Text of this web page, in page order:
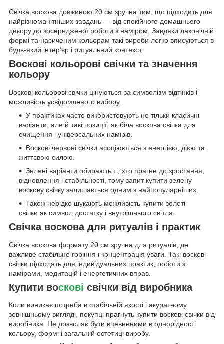
Свічка воскова довжиною 20 см зручна тим, що підходить для
найрізноманітніших завдань — від спокійного домашнього
декору до зосередженої роботи з наміром. Завдяки лаконічній
формі та насиченим кольорам такі вироби легко вписуються в
будь-який інтер'єр і ритуальний контекст.
Воскові кольорові свічки та значення
кольору
Воскові кольорові свічки цінуються за символізм відтінків і
можливість усвідомленого вибору.
У практиках часто використовують не тільки класичні
варіанти, але й такі позиції, як біла воскова свічка для
очищення і універсальних намірів.
Воскові червоні свічки асоціюються з енергією, дією та
життєвою силою.
Зелені варіанти обирають ті, хто прагне до зростання,
відновлення і стабільності, тому запит купити зелену
воскову свічку залишається одним з найпопулярніших.
Також нерідко шукають можливість купити золоті
свічки як символ достатку і внутрішнього світла.
Свічка воскова для ритуалів і практик
Свічка воскова формату 20 см зручна для ритуалів, де
важливе стабільне горіння і концентрація уваги. Такі воскові
свічки підходять для індивідуальних практик, роботи з
намірами, медитацій і енергетичних вправ.
Купити воскові свічки від виробника
Коли виникає потреба в стабільній якості і акуратному
зовнішньому вигляді, покупці прагнуть купити воскові свічки від
виробника. Це дозволяє бути впевненими в однорідності
кольору, формі і загальній естетиці виробу.